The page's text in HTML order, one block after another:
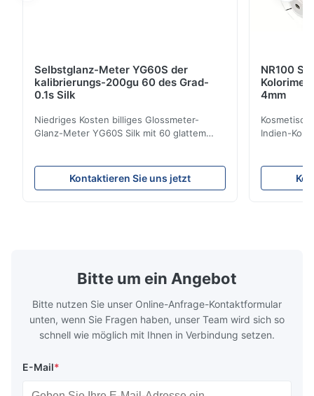
Selbstglanz-Meter YG60S der
kalibrierungs-200gu 60 des Grad-
0.1s Silk
Niedriges Kosten billiges Glossmeter-
Glanz-Meter YG60S Silk mit 60 glattem
Material mit Glanz (0-200Gu) prüfen, und
allgemeinhin zutreffen, um zu malen, Tinte,
Kontaktieren Sie uns jetzt
NR100
4mm
Indien-
der
Bitte um ein Angebot
Bitte nutzen Sie unser Online-Anfrage-Kontaktformular
unten, wenn Sie Fragen haben, unser Team wird sich so
schnell wie möglich mit Ihnen in Verbindung setzen.
E-Mail*